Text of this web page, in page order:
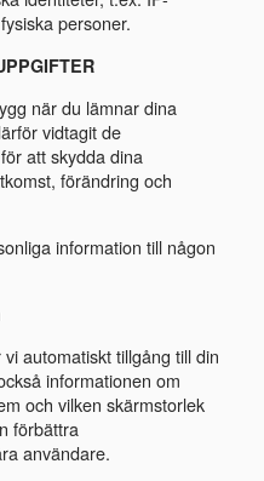
personer.
när du lämnar dina
vidtagit de
att skydda dina
förändring och
information till någon
automatiskt tillgång till din
informationen om
och vilken skärmstorlek
förbättra
användare.